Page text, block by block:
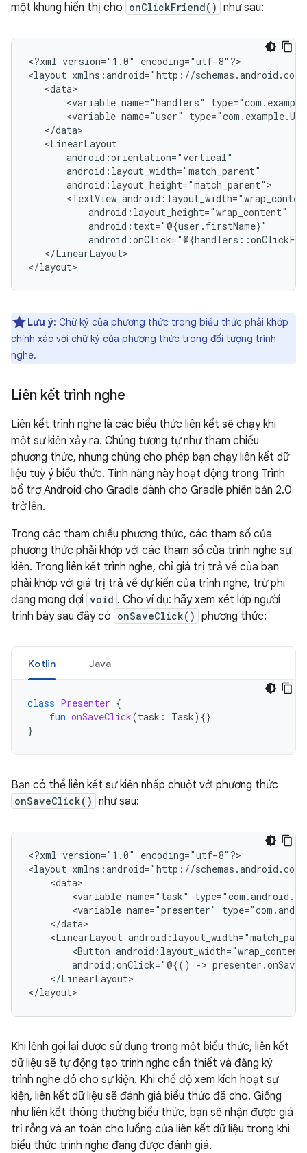
một khung hiển thị cho onClickFriend() như sau:
<?xml version="1.0"
encoding="utf-8"?>
<layout
<variable name="handlers"
<variable name="user"
<TextView
</LinearLayout>
Lưu ý: Chữ ký của phương thức trong biểu thức phải khớp
chính xác với chữ ký của phương thức trong đối tượng trình
nghe.
Liên kết trình nghe
Liên kết trình nghe là các biểu thức liên kết sẽ chạy khi
một sự kiện xảy ra. Chúng tương tự như tham chiếu
phương thức, nhưng chúng cho phép bạn chạy liên kết dữ
liệu tuỳ ý biểu thức. Tính năng này hoạt động trong Trình
bổ trợ Android cho Gradle dành cho Gradle phiên bản 2.0
trở lên.
Trong các tham chiếu phương thức, các tham số của
phương thức phải khớp với các tham số của trình nghe sự
kiện. Trong liên kết trình nghe, chỉ giá trị trả về của bạn
phải khớp với giá trị trả về dự kiến của trình nghe, trừ phi
đang mong đợi void . Cho ví dụ: hãy xem xét lớp người
trình bày sau đây có onSaveClick() phương thức:
Kotlin Java
class Presenter {
fun onSaveClick(task : Task){}
}
Bạn có thể liên kết sự kiện nhấp chuột với phương thức
onSaveClick() như sau:
<?xml version="1.0"
encoding="utf-8"?>
<layout
<variable name="task"
<variable name="presenter"
<LinearLayout
<Button
android:onClick="@{()
->
</LinearLayout>
Khi lệnh gọi lại được sử dụng trong một biểu thức, liên kết
dữ liệu sẽ tự động tạo trình nghe cần thiết và đăng ký
trình nghe đó cho sự kiện. Khi chế độ xem kích hoạt sự
kiện, liên kết dữ liệu sẽ đánh giá biểu thức đã cho. Giống
như liên kết thông thường biểu thức, bạn sẽ nhận được giá
trị rỗng và an toàn cho luồng của liên kết dữ liệu trong khi
biểu thức trình nghe đang được đánh giá.